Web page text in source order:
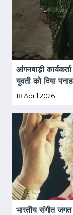
आंगनबाड़ी
युवती को दिया पनाह
18 April 2026
भारतीय संगीत